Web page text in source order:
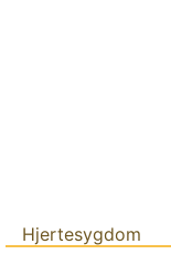
Hjertesygdom